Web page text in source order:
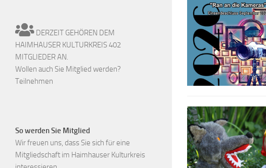
DERZEIT GEHÖREN DEM
HAIMHAUSER KULTURKREIS 402
MITGLIEDER AN.
Wollen auch Sie Mitglied werden?
Teilnehmen
So werden Sie Mitglied
Wir freuen uns, dass Sie sich für eine
Mitgliedschaft im Haimhauser Kulturkreis